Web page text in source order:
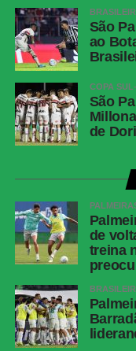
amarelos —
Botafogo
Cartões
amarelos —
Fluminense
Cartões
vermelhos
Árbitro
Bruno
Assistentes
VAR
Botafogo
Alex
São
ao
COPA
São
de
de
treina